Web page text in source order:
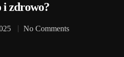
i zdrowo?
No Comments